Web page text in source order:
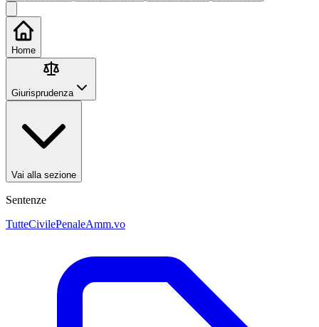
Home
Giurisprudenza
Vai alla sezione
Sentenze
TutteCivilePenaleAmm.vo